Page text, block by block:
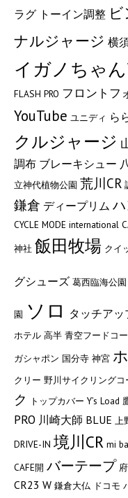
ラグ トーイン調整
ナルジャージ 横
イガノちゃ
FLASH PRO フロントフ
YouTube ユニディ ら
クルジャージ
調布 ブレーキシュー
立神代植物公園 荒川CR
鎌倉 ディープリム
CYCLE MODE international
神社 飯田牧場 クイ
グシューズ 葛西臨海公園
園 ソロ タッチアッ
ホテル 高半 青空フードコ
ガシャポン 国分寺 神宮
クリー 野川サイクリングコ
ク
トップカバー Y’s Load
PRO 川崎大師 BLUE 上
DRIVE-IN 境川CR mi
CAFE開 バーテープ
CR23 W 鎌倉大仏 ドコモ